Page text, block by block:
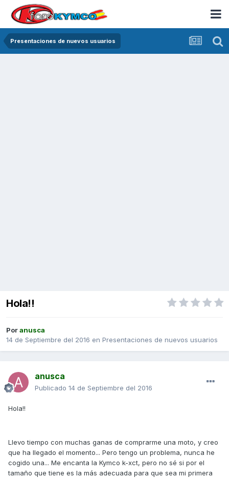
Presentaciones de nuevos usuarios
Hola!!
Poranusca
14 de Septiembre del 2016 en Presentaciones de nuevos usuarios
anusca
Publicado 14 de Septiembre del 2016
Hola!!
Llevo tiempo con muchas ganas de comprarme una moto, y creo
que ha llegado el momento... Pero tengo un problema, nunca he
cogido una... Me encanta la Kymco k-xct, pero no sé si por el
tamaño que tiene es la más adecuada para que sea mi primera